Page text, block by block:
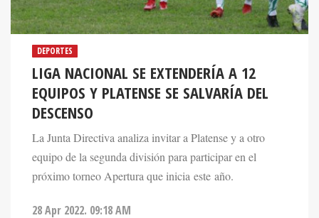
DEPORTES
LIGA NACIONAL SE EXTENDERÍA A 12
EQUIPOS Y PLATENSE SE SALVARÍA DEL
DESCENSO
La Junta Directiva analiza invitar a Platense y a otro
equipo de la segunda división para participar en el
próximo torneo Apertura que inicia este año.
28 Apr 2022. 09:18 AM